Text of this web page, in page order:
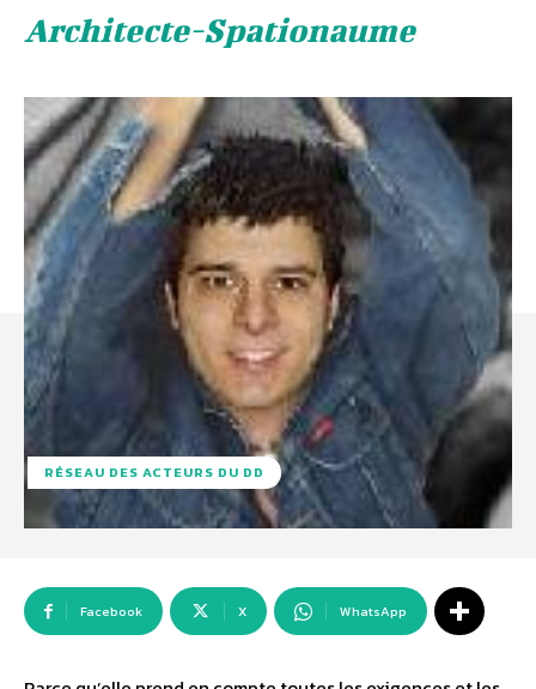
Architecte-Spationaume
RÉSEAU DES ACTEURS DU DD
Facebook X WhatsApp